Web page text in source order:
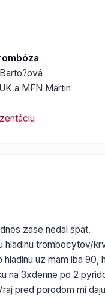
a MFN Martin
zase nedal spat.
hladinu trombocytov/
uz mam iba 90,
na 3xdenne po 2
pred porodom mi